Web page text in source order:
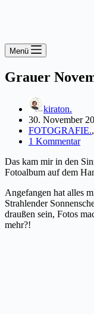
Menü
Grauer
kiraton.
30. November
FOTOGRAFIE.,
1 Kommentar
Das kam mir in den
Fotoalbum auf dem
Angefangen hat alles
Strahlender
draußen sein, Fotos
mehr?!